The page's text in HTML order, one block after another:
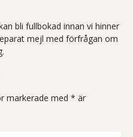
bli fullbokad innan vi hinner
mejl med förfrågan om
markerade med * är